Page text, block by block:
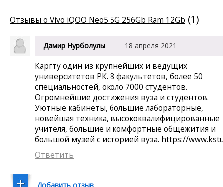
Отзывы о Vivo iQOO Neo5 5G 256Gb Ram 12Gb (1)
Дамир Нурболулы
Байкенжанов
18 апреля 2021
Каргту один из крупнейших и ведущих
университетов РК. 8 факультетов, более 50
специальностей, около 7000 студентов.
Огромнейшие достижения вуза и студентов.
Уютные кабинеты, большие лабораторные,
новейшая техника, высококвалифицированные
учителя, большие и комфортные общежития и
большой музей с историей вуза. https://
Ответить
Добавить отзыв